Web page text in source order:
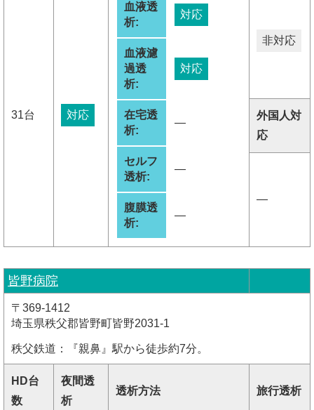
31台 対応
血液透
析:
対応
血液濾
過透
析:
対応
在宅透
析:
―
セルフ
透析:
―
腹膜透
析:
―
非対応
外国人対
応
―
皆野病院
〒369-1412
埼玉県秩父郡皆野町皆野2031-1
秩父鉄道：『親鼻』駅から徒歩約7分。
HD台
数
夜間透
析
透析方法 旅行透析